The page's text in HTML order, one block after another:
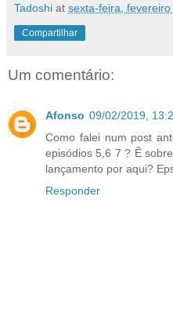
Tadoshi at sexta-feira,
Compartilhar
Um comentário:
Afonso 09/02/2019,
Como falei num post
episódios 5,6 7 ? Ê
lançamento por aqui?
Responder